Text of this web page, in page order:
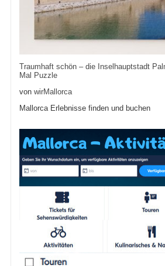
Traumhaft schön – die Inselhauptstadt
Mal Puzzle
von wirMallorca
Mallorca Erlebnisse finden und buchen